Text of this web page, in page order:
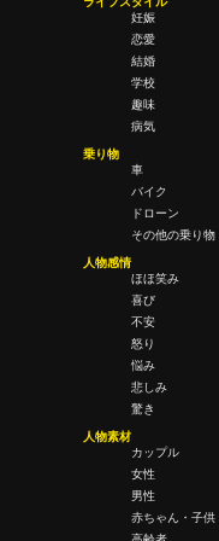
妊娠
恋愛
結婚
学校
趣味
病気
乗り物
車
バイク
ドローン
その他の乗り物
人物感情
ほほ笑み
喜び
不安
怒り
悩み
悲しみ
驚き
人物素材
カップル
女性
男性
赤ちゃん・子供